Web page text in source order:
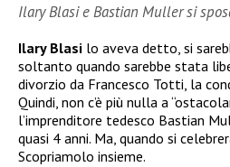
Ilary Blasi e Bastian Muller si
Ilary Blasi lo aveva detto, si
soltanto quando sarebbe stata
divorzio da Francesco Totti, la
Quindi, non c’è più nulla a
l’imprenditore tedesco Bastian
quasi 4 anni. Ma, quando si
Scopriamolo insieme.